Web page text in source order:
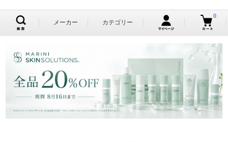
メーカー カテゴリー
0